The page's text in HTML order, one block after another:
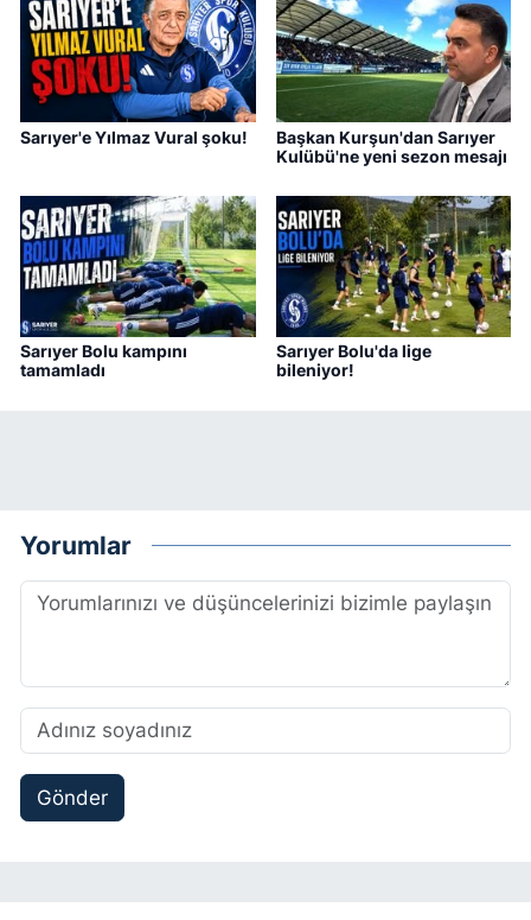
Sarıyer'e Yılmaz Vural şoku!
Başkan Kurşun'dan Sarıyer
Kulübü'ne yeni sezon mesajı
Sarıyer Bolu kampını
tamamladı
Sarıyer Bolu'da lige
bileniyor!
Yorumlar
Gönder